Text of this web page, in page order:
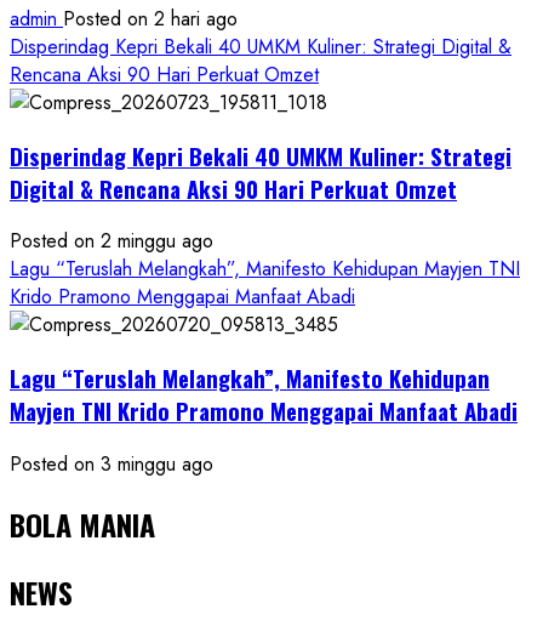
admin Posted on 2 hari ago
Disperindag Kepri Bekali 40 UMKM Kuliner: Strategi Digital &
Rencana Aksi 90 Hari Perkuat Omzet
Disperindag Kepri Bekali 40 UMKM Kuliner: Strategi
Digital & Rencana Aksi 90 Hari Perkuat Omzet
Posted on 2 minggu ago
Lagu “Teruslah Melangkah”, Manifesto Kehidupan Mayjen TNI
Krido Pramono Menggapai Manfaat Abadi
Lagu “Teruslah Melangkah”, Manifesto Kehidupan
Mayjen TNI Krido Pramono Menggapai Manfaat Abadi
Posted on 3 minggu ago
BOLA MANIA
NEWS